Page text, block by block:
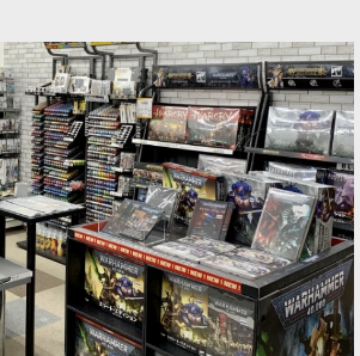
をまとめて加える大型バトルフォース 影
魔女団は、ドーター・オヴ・カイン軍の
ニットをまとめて追加できるバトルフォ
。 軍の見た目と戦力の両方を一気に強化
、 これ…
・オヴ・カイン] 名高き連隊：真紅の鞭
(税込)